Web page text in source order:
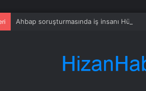
Ahbap soruşturmasında iş insanı